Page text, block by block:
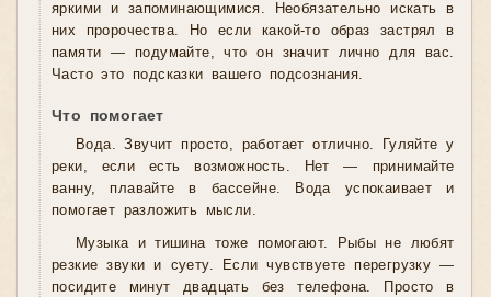
яркими и запоминающимися. Необязательно искать в
них пророчества. Но если какой-то образ застрял в
памяти — подумайте, что он значит лично для вас.
Часто это подсказки вашего подсознания.
Что помогает
Вода. Звучит просто, работает отлично. Гуляйте у
реки, если есть возможность. Нет — принимайте
ванну, плавайте в бассейне. Вода успокаивает и
помогает разложить мысли.
Музыка и тишина тоже помогают. Рыбы не любят
резкие звуки и суету. Если чувствуете перегрузку —
посидите минут двадцать без телефона. Просто в